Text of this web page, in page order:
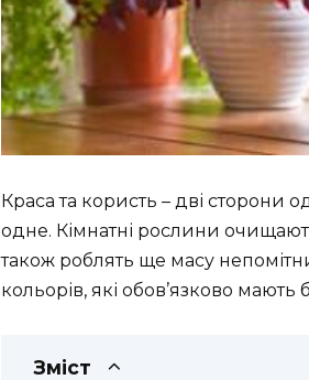
Краса та користь – дві сторони
одне. Кімнатні рослини
також роблять ще масу
кольорів, які обов’язково
Зміст